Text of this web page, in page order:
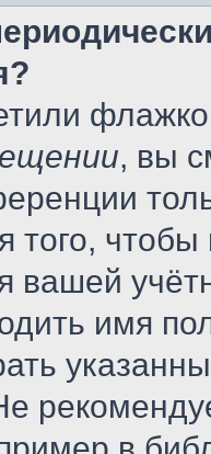
, вы
того, чтобы
вашей
имя